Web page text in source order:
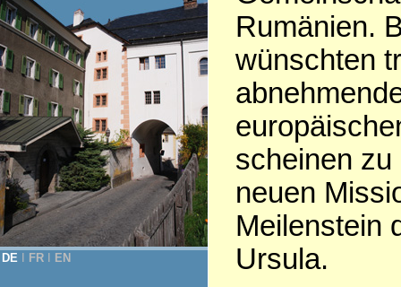
DE FR EN
Rumänien.
wünschten
scheinen
neuen
Meilenstein
Ursula.